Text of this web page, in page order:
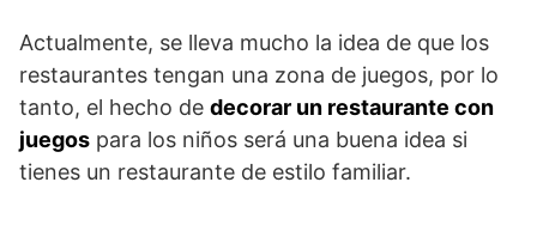
Actualmente, se lleva mucho la idea de que los
restaurantes tengan una zona de juegos, por lo
tanto, el hecho de decorar un restaurante con
juegos para los niños será una buena idea si
tienes un restaurante de estilo familiar.